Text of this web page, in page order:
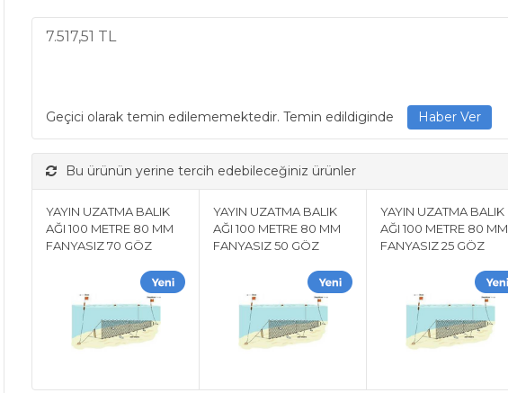
7.517,51 TL
Geçici olarak temin edilememektedir. Temin edildiginde
Bu ürünün yerine tercih edebileceğiniz ürünler
YAYIN UZATMA BALIK
AĞI 100 METRE 80 MM
FANYASIZ 70 GÖZ
YAYIN UZATMA BALIK
AĞI 100 METRE 80 MM
FANYASIZ 50 GÖZ
YAYIN UZATMA BALIK
AĞI 100 METRE 80 MM
FANYASIZ 25 GÖZ